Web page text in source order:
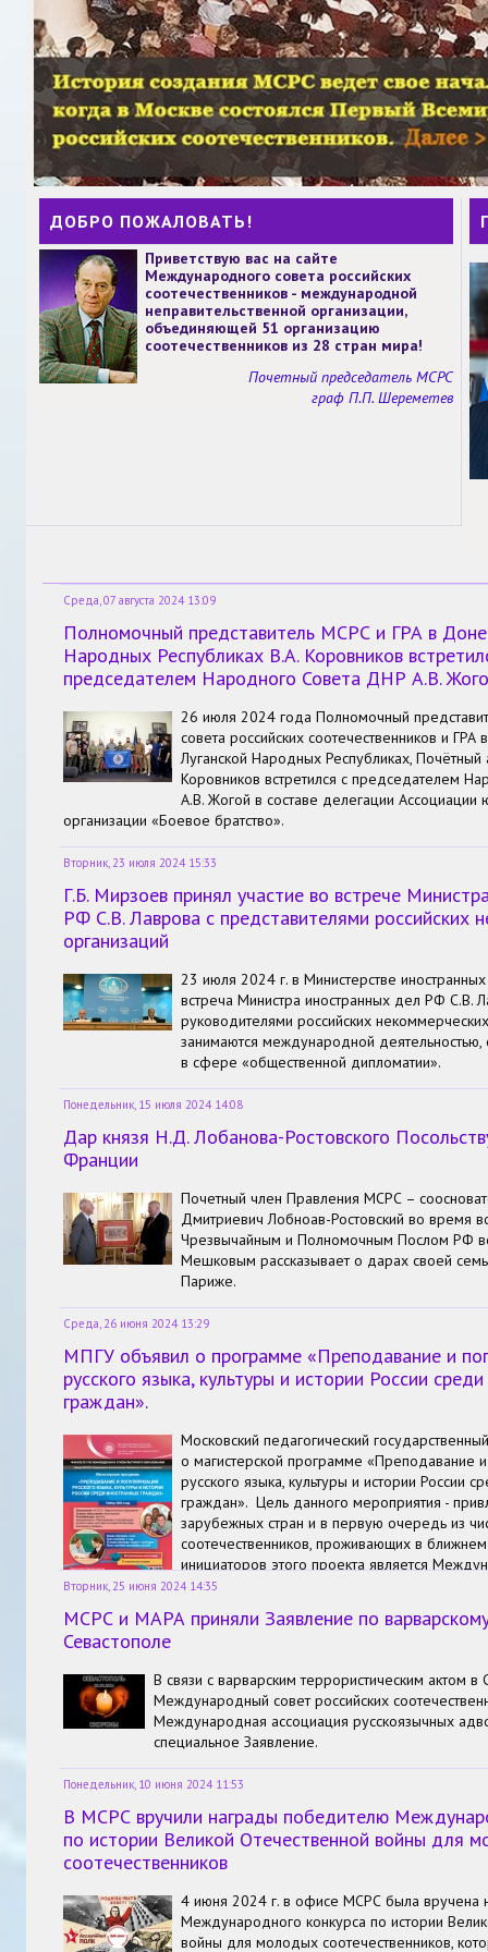
ДОБРО ПОЖАЛОВАТЬ!
Приветствую вас на сайте
Международного совета российских
соотечественников - международной
неправительственной организации,
объединяющей 51 организацию
соотечественников из 28 стран мира!
Почетный председатель МСРС
граф П.П. Шереметев
Среда, 07 августа 2024 13:09
Полномочный представитель МСРС и ГРА в
Народных Республиках В.А. Коровников
председателем Народного Совета ДНР А.В.
26 июля 2024 года Полномочный
совета российских соотечественников и
Луганской Народных Республиках, Почётный
Коровников встретился с председателем
А.В. Жогой в составе делегации Ассоциации
организации «Боевое братство».
Вторник, 23 июля 2024 15:33
Г.Б. Мирзоев принял участие во встрече
РФ С.В. Лаврова с представителями российских
организаций
23 июля 2024 г. в Министерстве
встреча Министра иностранных дел РФ С.В.
руководителями российских
занимаются международной деятельностью,
в сфере «общественной дипломатии».
Понедельник, 15 июля 2024 14:08
Дар князя Н.Д. Лобанова-Ростовского
Франции
Почетный член Правления МСРС –
Дмитриевич Лобноав-Ростовский во время
Чрезвычайным и Полномочным Послом РФ
Мешковым рассказывает о дарах своей
Париже.
Среда, 26 июня 2024 13:29
МПГУ объявил о программе «Преподавание и
русского языка, культуры и истории России
граждан».
Московский педагогический
о магистерской программе «Преподавание
русского языка, культуры и истории России
граждан». Цель данного мероприятия -
зарубежных стран и в первую очередь из
соотечественников, проживающих в
инициаторов этого проекта является
педагогическое общество в поддержку
этнокультурного образования Института социально-
МПГУ).
Вторник, 25 июня 2024 14:35
МСРС и МАРА приняли Заявление по
Севастополе
В связи с варварским террористическим актом в
Международный совет российских
Международная ассоциация русскоязычных
специальное Заявление.
Понедельник, 10 июня 2024 11:53
В МСРС вручили награды победителю
по истории Великой Отечественной войны для
соотечественников
4 июня 2024 г. в офисе МСРС была вручена
Международного конкурса по истории
войны для молодых соотечественников,